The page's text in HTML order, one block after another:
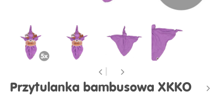
Przytulanka bambusowa XKKO